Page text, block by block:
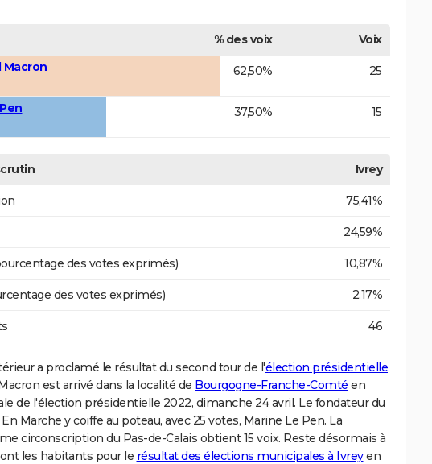
% des voix
Voix
Macron
62,50% 25
37,50% 15
Ivrey
75,41%
24,59%
des votes exprimés) 10,87%
des votes exprimés) 2,17%
46
a proclamé le résultat du second tour de l'élection présidentielle
est arrivé dans la localité de Bourgogne-Franche-Comté en
de l'élection présidentielle 2022, dimanche 24 avril. Le fondateur du
Marche y coiffe au poteau, avec 25 votes, Marine Le Pen. La
circonscription du Pas-de-Calais obtient 15 voix. Reste désormais à
les habitants pour le résultat des élections municipales à Ivreyen